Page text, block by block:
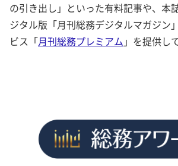
の引き出し」といった有料記事や、本
ジタル版「月刊総務デジタルマガジン
ビス「月刊総務プレミアム 」を提供し